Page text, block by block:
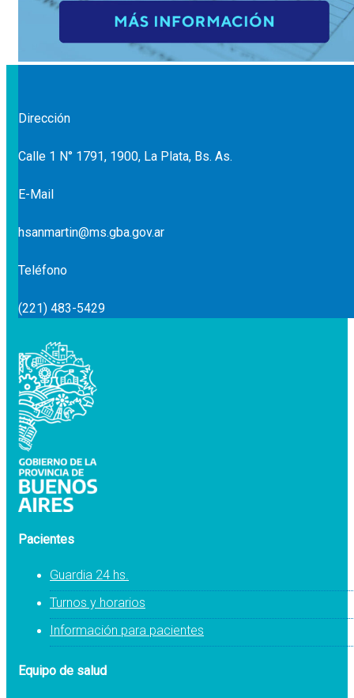
Dirección
Calle 1 N° 1791, 1900, La Plata, Bs. As.
E-Mail
hsanmartin@ms.gba.gov.ar
Teléfono
(221) 483-5429
Pacientes
Guardia 24 hs.
Turnos y horarios
Información para pacientes
Equipo de salud